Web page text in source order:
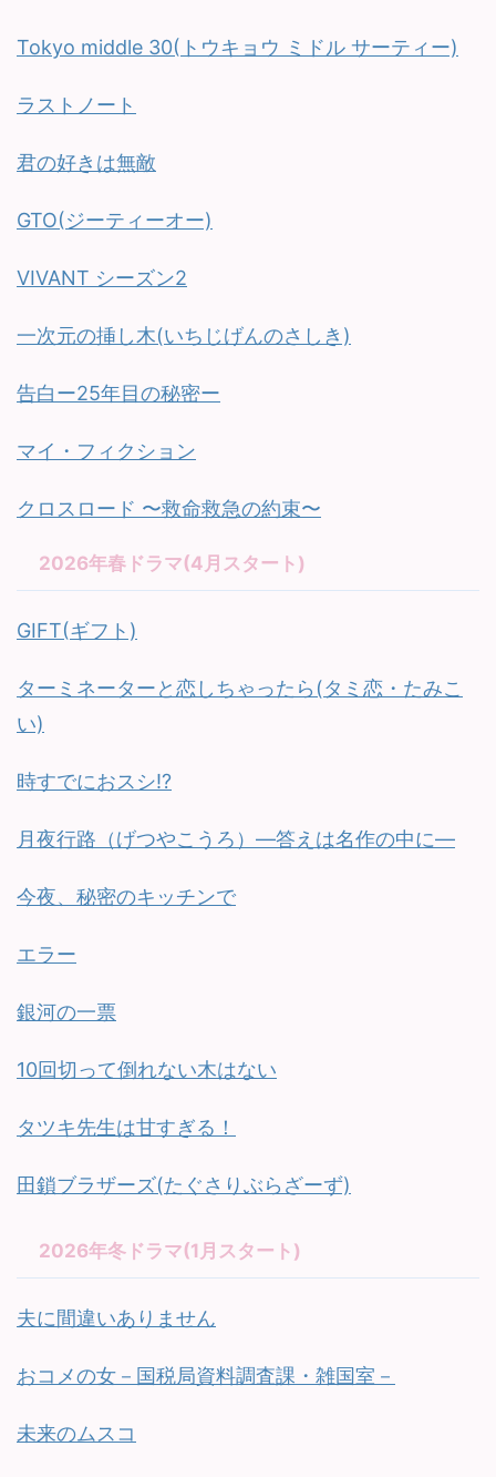
Tokyo middle 30(トウキョウ ミドル サーティー)
ラストノート
君の好きは無敵
GTO(ジーティーオー)
VIVANT シーズン2
一次元の挿し木(いちじげんのさしき)
告白ー25年目の秘密ー
マイ・フィクション
クロスロード 〜救命救急の約束〜
2026年春ドラマ(4月スタート)
GIFT(ギフト)
ターミネーターと恋しちゃったら(タミ恋・たみこ
い)
時すでにおスシ!?
月夜行路（げつやこうろ）—答えは名作の中に—
今夜、秘密のキッチンで
エラー
銀河の一票
10回切って倒れない木はない
タツキ先生は甘すぎる！
田鎖ブラザーズ(たぐさりぶらざーず)
2026年冬ドラマ(1月スタート)
夫に間違いありません
おコメの女－国税局資料調査課・雑国室－
未来のムスコ